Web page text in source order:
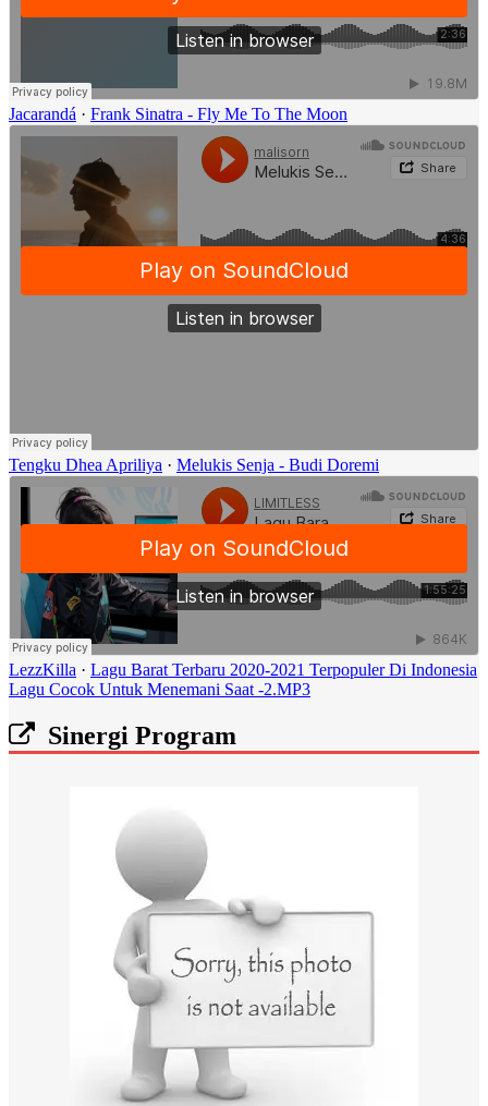
Jacarandá · Frank Sinatra - Fly Me To The Moon
Tengku Dhea Apriliya · Melukis Senja - Budi Doremi
LezzKilla · Lagu Barat Terbaru 2020-2021 Terpopuler Di Indonesia
Lagu Cocok Untuk Menemani Saat -2.MP3
Sinergi Program